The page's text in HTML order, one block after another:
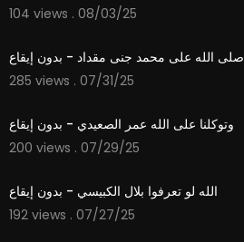
104 views . 08/03/25
صلى الله على محمد جنى مقداد - بدون إيقاع
285 views . 07/31/25
وتوكلنا على الله عمر الصعيدي - بدون إيقاع
200 views . 07/29/25
الله لو تعرفوا بلال الكبيسي - بدون إيقاع
192 views . 07/27/25